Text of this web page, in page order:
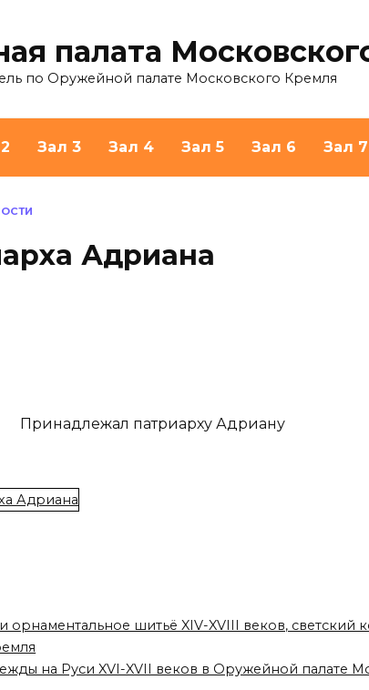
палата
по Оружейной палате Московского Кремля
Зал 3 Зал 4 Зал 5 Зал 6 Зал 7
Адриана
Принадлежал патриарху Адриану
шитьё XIV-XVIII веков, светский
на Руси XVI-XVII веков в Оружейной палате